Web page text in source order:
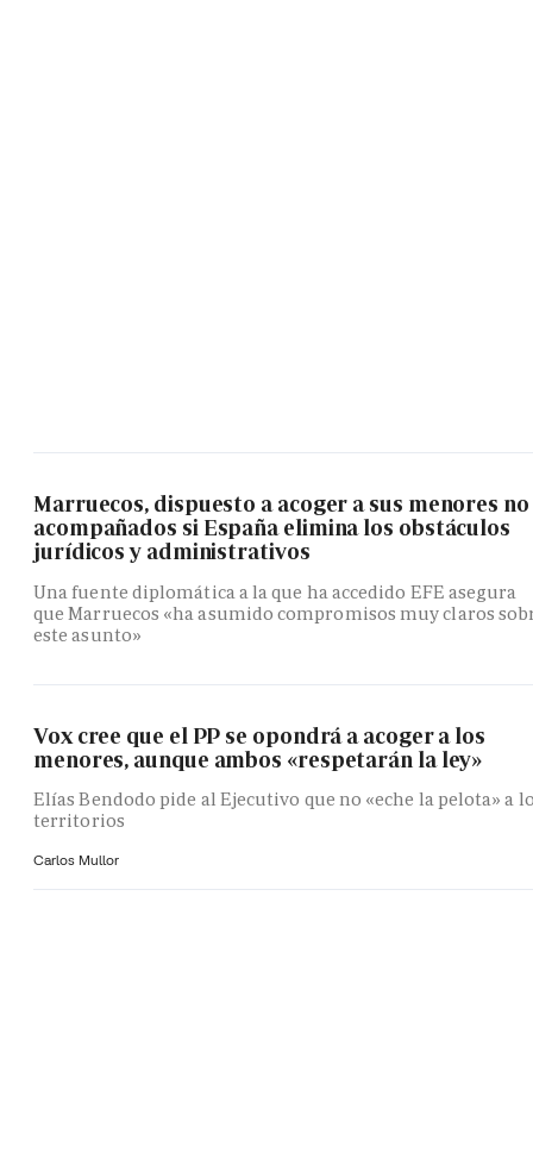
Marruecos, dispuesto a acoger a sus menores no
acompañados si España elimina los obstáculos
jurídicos y administrativos
Una fuente diplomática a la que ha accedido EFE asegura
que Marruecos «ha asumido compromisos muy claros
este asunto»
Vox cree que el PP se opondrá a acoger a los
menores, aunque ambos «respetarán la ley»
Elías Bendodo pide al Ejecutivo que no «eche la pelota» a
territorios
Carlos Mullor